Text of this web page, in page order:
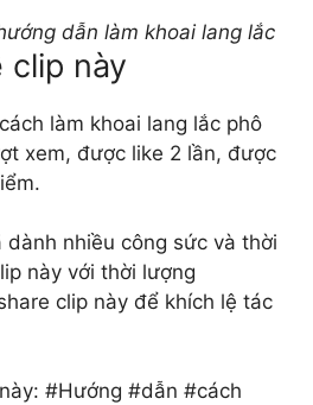
dẫn làm khoai lang lắc
clip này
làm khoai lang lắc phô
xem, được like 2 lần, được
dành nhiều công sức và thời
này với thời lượng
clip này để khích lệ tác
#Hướng #dẫn #cách